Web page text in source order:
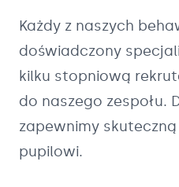
Każdy z naszych
doświadczony
kilku stopniową
do naszego zespołu.
zapewnimy
pupilowi.